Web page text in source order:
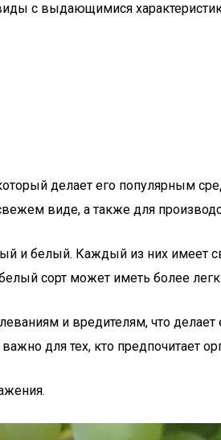
с выдающимися
делает его популярным
виде, а также для
и белый. Каждый из них имеет
сорт может иметь более
и вредителям, что
для тех, кто предпочитает